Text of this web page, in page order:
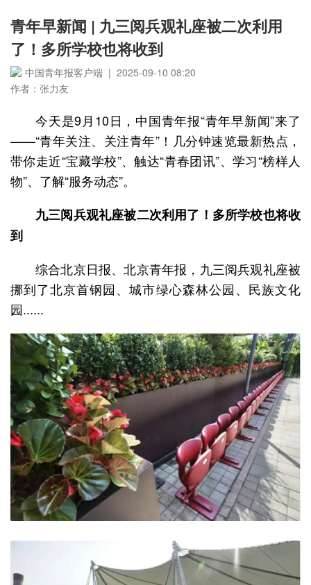
青年早新闻 | 九三阅兵观礼座被二次利用
了！多所学校也将收到
中国青年报客户端 | 2025-09-10 08:20
作者：张力友
今天是9月10日，中国青年报“青年早新闻”来了
——“青年关注、关注青年”！几分钟速览最新热点，
带你走近“宝藏学校”、触达“青春团讯”、学习“榜样人
物”、了解“服务动态”。
九三阅兵观礼座被二次利用了！多所学校也将收
到
综合北京日报、北京青年报，九三阅兵观礼座被
挪到了北京首钢园、城市绿心森林公园、民族文化
园......